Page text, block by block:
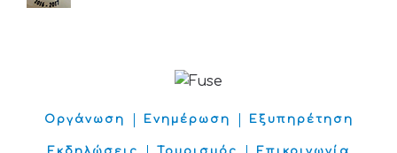
Οργάνωση Ενημέρωση Εξυπηρέτηση